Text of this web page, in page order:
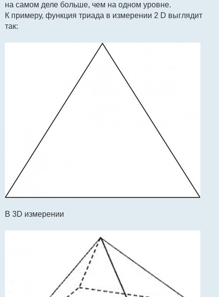
на самом деле больше, чем на одном уровне.
К примеру, функция триада в измерении 2 D выглядит
так:
В 3D измерении